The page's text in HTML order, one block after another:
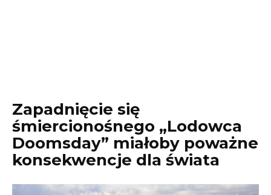
Zapadnięcie się
śmiercionośnego „Lodowca
Doomsday” miałoby poważne
konsekwencje dla świata